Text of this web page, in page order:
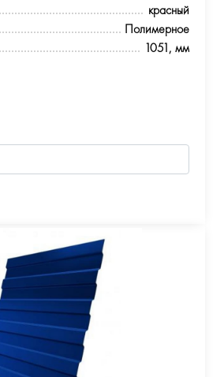
красный
Полимерное
1051, мм